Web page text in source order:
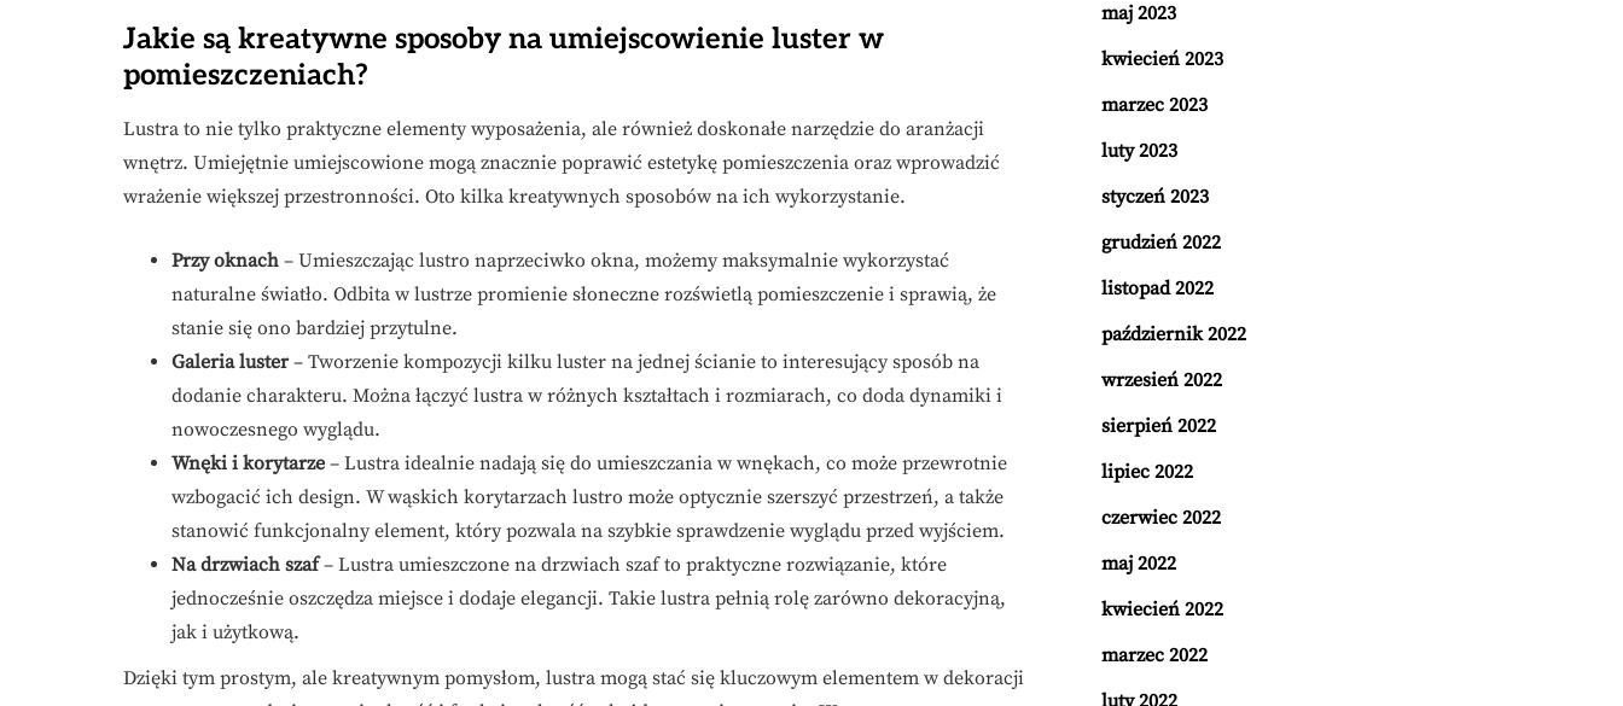
Jakie są kreatywne sposoby na umiejscowienie luster w
pomieszczeniach?
Lustra to nie tylko praktyczne elementy wyposażenia, ale również doskonałe narzędzie do aranżacji
wnętrz. Umiejętnie umiejscowione mogą znacznie poprawić estetykę pomieszczenia oraz wprowadzić
wrażenie większej przestronności. Oto kilka kreatywnych sposobów na ich wykorzystanie.
Przy oknach – Umieszczając lustro naprzeciwko okna, możemy maksymalnie wykorzystać
naturalne światło. Odbita w lustrze promienie słoneczne rozświetlą pomieszczenie i sprawią, że
stanie się ono bardziej przytulne.
Galeria luster– Tworzenie kompozycji kilku luster na jednej ścianie to interesujący sposób na
dodanie charakteru. Można łączyć lustra w różnych kształtach i rozmiarach, co doda dynamiki i
nowoczesnego wyglądu.
Wnęki i korytarze – Lustra idealnie nadają się do umieszczania w wnękach, co może przewrotnie
wzbogacić ich design. W wąskich korytarzach lustro może optycznie szerszyć przestrzeń, a także
stanowić funkcjonalny element, który pozwala na szybkie sprawdzenie wyglądu przed wyjściem.
Na drzwiach szaf– Lustra umieszczone na drzwiach szaf to praktyczne rozwiązanie, które
jednocześnie oszczędza miejsce i dodaje elegancji. Takie lustra pełnią rolę zarówno dekoracyjną,
jak i użytkową.
Dzięki tym prostym, ale kreatywnym pomysłom, lustra mogą stać się kluczowym elementem w dekoracji
maj 2023
kwiecień 2023
marzec 2023
luty 2023
styczeń 2023
grudzień 2022
listopad 2022
październik 2022
wrzesień 2022
sierpień 2022
lipiec 2022
czerwiec 2022
maj 2022
kwiecień 2022
marzec 2022
luty 2022